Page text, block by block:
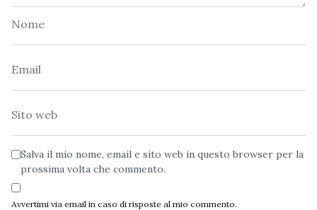
Salva il mio nome, email e sito web in questo browser per la
prossima volta che commento.
Avvertimi via email in caso di risposte al mio commento.